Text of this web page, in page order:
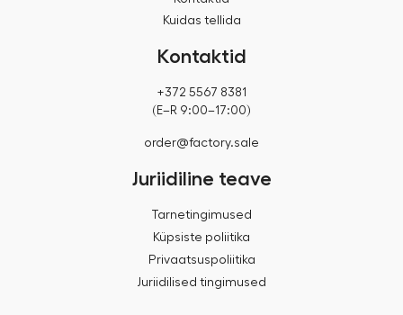
Kuidas tellida
Kontaktid
+372 5567 8381
(E–R 9:00–17:00)
order@factory.sale
Juriidiline teave
Tarnetingimused
Küpsiste poliitika
Privaatsuspoliitika
Juriidilised tingimused